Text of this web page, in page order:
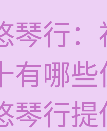
琴行
有哪
琴行